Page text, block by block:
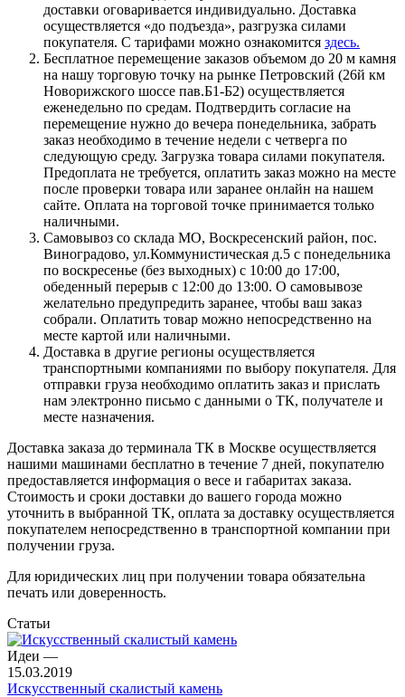
доставки оговаривается индивидуально. Доставка
осуществляется «до подъезда», разгрузка силами
покупателя. С тарифами можно ознакомится здесь.
Бесплатное перемещение заказов объемом до 20 м камня
на нашу торговую точку на рынке Петровский (26й км
Новорижского шоссе пав.Б1-Б2) осуществляется
еженедельно по средам. Подтвердить согласие на
перемещение нужно до вечера понедельника, забрать
заказ необходимо в течение недели с четверга по
следующую среду. Загрузка товара силами покупателя.
Предоплата не требуется, оплатить заказ можно на месте
после проверки товара или заранее онлайн на нашем
сайте. Оплата на торговой точке принимается только
наличными.
Самовывоз со склада МО, Воскресенский район, пос.
Виноградово, ул.Коммунистическая д.5 с понедельника
по воскресенье (без выходных) с 10:00 до 17:00,
обеденный перерыв с 12:00 до 13:00. О самовывозе
желательно предупредить заранее, чтобы ваш заказ
собрали. Оплатить товар можно непосредственно на
месте картой или наличными.
Доставка в другие регионы осуществляется
транспортными компаниями по выбору покупателя. Для
отправки груза необходимо оплатить заказ и прислать
нам электронно письмо с данными о ТК, получателе и
месте назначения.
Доставка заказа до терминала ТК в Москве осуществляется
нашими машинами бесплатно в течение 7 дней, покупателю
предоставляется информация о весе и габаритах заказа.
Стоимость и сроки доставки до вашего города можно
уточнить в выбранной ТК, оплата за доставку осуществляется
покупателем непосредственно в транспортной компании при
получении груза.
Для юридических лиц при получении товара обязательна
печать или доверенность.
Статьи
Идеи —
15.03.2019
Искусственный скалистый камень